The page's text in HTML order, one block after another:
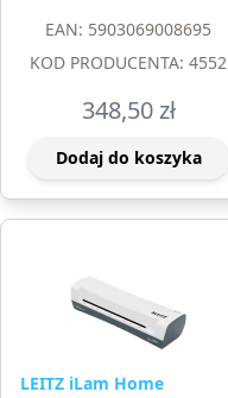
EAN: 5903069008695
KOD PRODUCENTA: 4552
348,50zł
Dodaj do koszyka
LEITZ iLam Home